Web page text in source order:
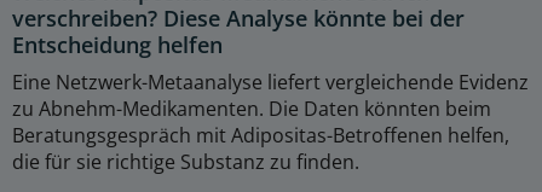
verschreiben? Diese Analyse könnte bei der
Entscheidung helfen
Eine Netzwerk-Metaanalyse liefert vergleichende Evidenz
zu Abnehm-Medikamenten. Die Daten könnten beim
Beratungsgespräch mit Adipositas-Betroffenen helfen,
die für sie richtige Substanz zu finden.